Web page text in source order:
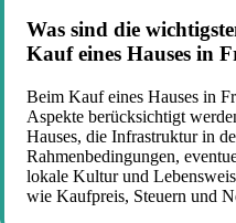
Was sind die
Kauf eines Hauses in
Beim Kauf eines Hauses in
Aspekte berücksichtigt
Hauses, die Infrastruktur in
Rahmenbedingungen,
lokale Kultur und
wie Kaufpreis, Steuern und